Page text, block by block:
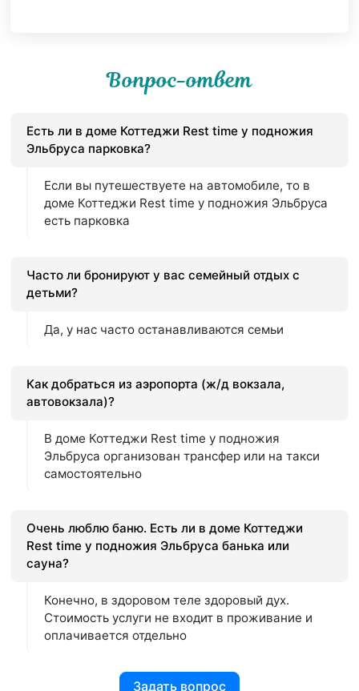
Вопрос-ответ
Есть ли в доме Коттеджи Rest time у подножия
Эльбруса парковка?
Если вы путешествуете на автомобиле, то в
доме Коттеджи Rest time у подножия Эльбруса
есть парковка
Часто ли бронируют у вас семейный отдых с
детьми?
Да, у нас часто останавливаются семьи
Как добраться из аэропорта (ж/д вокзала,
автовокзала)?
В доме Коттеджи Rest time у подножия
Эльбруса организован трансфер или на такси
самостоятельно
Очень люблю баню. Есть ли в доме Коттеджи
Rest time у подножия Эльбруса банька или
сауна?
Конечно, в здоровом теле здоровый дух.
Стоимость услуги не входит в проживание и
оплачивается отдельно
Задать вопрос